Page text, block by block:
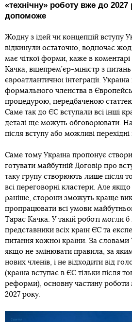
«технічну» роботу вже до
допоможе
Жодну з ідей чи концепцій вступу
відкинули остаточно, водночас
має чіткої форми, каже в
Качка, віцепрем’єр-міністр з
євроатлантичної інтеграції.
формального членства в
процедурою, передбаченою
Саме так до ЄС вступали всі інші
деталі ще можуть обговорювати.
після вступу або можливі перехідні
Саме тому Україна пропонує
готувати майбутній Договір про
таку групу створюють лише після
всі переговорні кластери. Але
раніше, сторони зможуть краще
пропрацювати всі умови
Тарас Качка. У такій роботі могли
представники всіх країн ЄС та
питання кожної країни. За словами
якщо не змінювати правила, за
нових членів, і не відходити від
(країна вступає в ЄС тільки після
реформи), основну частину
2027 року.